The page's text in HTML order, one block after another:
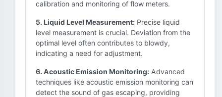
calibration and monitoring of flow meters.
5. Liquid Level Measurement: Precise liquid
level measurement is crucial. Deviation from the
optimal level often contributes to blowdy,
indicating a need for adjustment.
6. Acoustic Emission Monitoring: Advanced
techniques like acoustic emission monitoring can
detect the sound of gas escaping, providing